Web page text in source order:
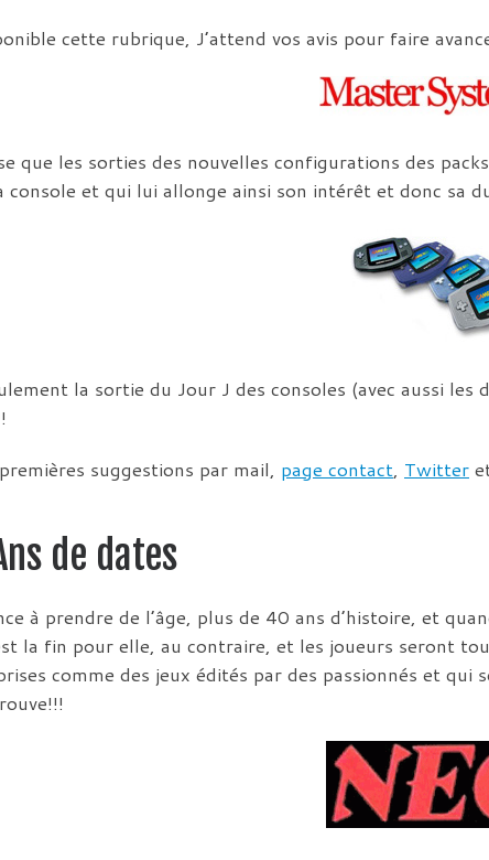
cette rubrique, J’attend vos avis pour faire
que les sorties des nouvelles configurations des
console et qui lui allonge ainsi son intérêt et donc sa
la sortie du Jour J des consoles (avec aussi
suggestions par mail, page contact, Twitter
de dates
à prendre de l’âge, plus de 40 ans d’histoire, et
la fin pour elle, au contraire, et les joueurs seront
comme des jeux édités par des passionnés et